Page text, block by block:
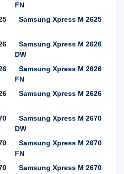
FN
Samsung Xpress M 2625
Samsung Xpress M 2626
DW
Samsung Xpress M 2626
FN
Samsung Xpress M 2626
Samsung Xpress M 2670
DW
Samsung Xpress M 2670
FN
Samsung Xpress M 2670